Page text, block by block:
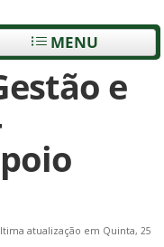
MENU
e
atualização em Quinta, 25